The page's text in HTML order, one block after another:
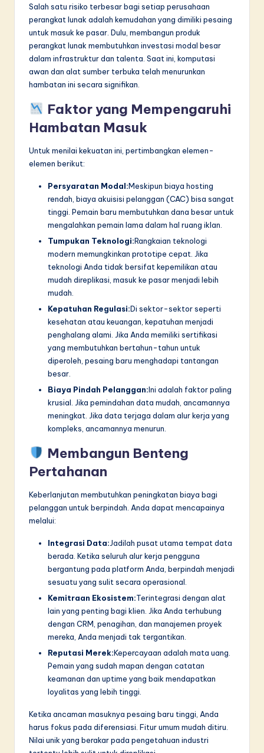
Salah satu risiko terbesar bagi setiap perusahaan
perangkat lunak adalah kemudahan yang dimiliki pesaing
untuk masuk ke pasar. Dulu, membangun produk
perangkat lunak membutuhkan investasi modal besar
dalam infrastruktur dan talenta. Saat ini, komputasi
awan dan alat sumber terbuka telah menurunkan
hambatan ini secara signifikan.
Faktor yang Mempengaruhi
Hambatan Masuk
Untuk menilai kekuatan ini, pertimbangkan elemen-
elemen berikut:
Persyaratan Modal:Meskipun biaya hosting
rendah, biaya akuisisi pelanggan (CAC) bisa sangat
tinggi. Pemain baru membutuhkan dana besar untuk
mengalahkan pemain lama dalam hal ruang iklan.
Tumpukan Teknologi:Rangkaian teknologi
modern memungkinkan prototipe cepat. Jika
teknologi Anda tidak bersifat kepemilikan atau
mudah direplikasi, masuk ke pasar menjadi lebih
mudah.
Kepatuhan Regulasi:Di sektor-sektor seperti
kesehatan atau keuangan, kepatuhan menjadi
penghalang alami. Jika Anda memiliki sertifikasi
yang membutuhkan bertahun-tahun untuk
diperoleh, pesaing baru menghadapi tantangan
besar.
Biaya Pindah Pelanggan:Ini adalah faktor paling
krusial. Jika pemindahan data mudah, ancamannya
meningkat. Jika data terjaga dalam alur kerja yang
kompleks, ancamannya menurun.
Membangun Benteng
Pertahanan
Keberlanjutan membutuhkan peningkatan biaya bagi
pelanggan untuk berpindah. Anda dapat mencapainya
melalui:
Integrasi Data:Jadilah pusat utama tempat data
berada. Ketika seluruh alur kerja pengguna
bergantung pada platform Anda, berpindah menjadi
sesuatu yang sulit secara operasional.
Kemitraan Ekosistem:Terintegrasi dengan alat
lain yang penting bagi klien. Jika Anda terhubung
dengan CRM, penagihan, dan manajemen proyek
mereka, Anda menjadi tak tergantikan.
Reputasi Merek:Kepercayaan adalah mata uang.
Pemain yang sudah mapan dengan catatan
keamanan dan uptime yang baik mendapatkan
loyalitas yang lebih tinggi.
Ketika ancaman masuknya pesaing baru tinggi, Anda
harus fokus pada diferensiasi. Fitur umum mudah ditiru.
Nilai unik yang berakar pada pengetahuan industri